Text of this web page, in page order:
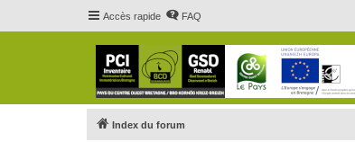
Accès rapide FAQ
Index du forum